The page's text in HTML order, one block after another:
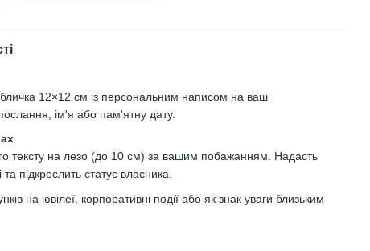
12×12 см із персональним написом на ваш
ім'я або пам'ятну дату.
тексту на лезо (до 10 см) за вашим побажанням. Надасть
та підкреслить статус власника.
на ювілеї, корпоративні події або як знак уваги близьким